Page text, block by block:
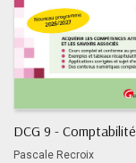
DCG 9 - Comptabilité
Pascale Recroix